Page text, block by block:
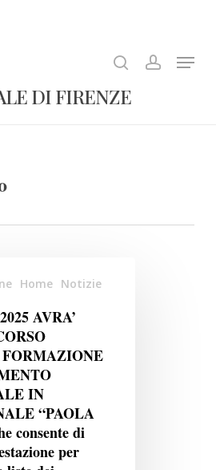
DI FIRENZE
Menu
Home Notizie
AVRA’
IN
“PAOLA
consente di
per
Menu